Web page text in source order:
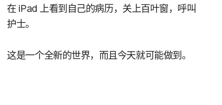
在iPad 上​看到​自己​的​病历，​关上百叶窗，​呼叫​
护士。
这​是​一​个​全新​的​世界，​而且​今天​就​可能​做到。